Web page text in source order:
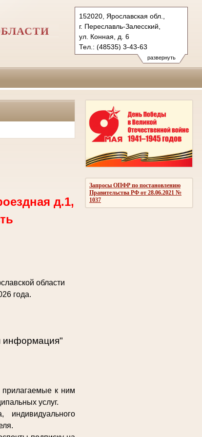
развернуть
152020, Ярославская обл.,
г. Переславль-Залесский,
ул. Конная, д. 6
Тел.: (48535) 3-43-63
pereslavsky.jrs@sudrf.ru
Запросы ОПФР по постановлению
Правительства РФ от 28.06.2021 №
1037
д.1,
области
года.
информация"
к ним
услуг.